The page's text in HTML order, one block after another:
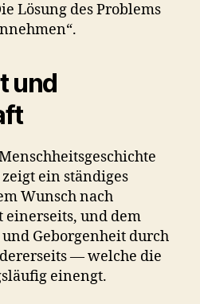
Lösung des Problems
und
ein ständiges
Wunsch nach
und dem
Geborgenheit durch
— welche die
einengt.